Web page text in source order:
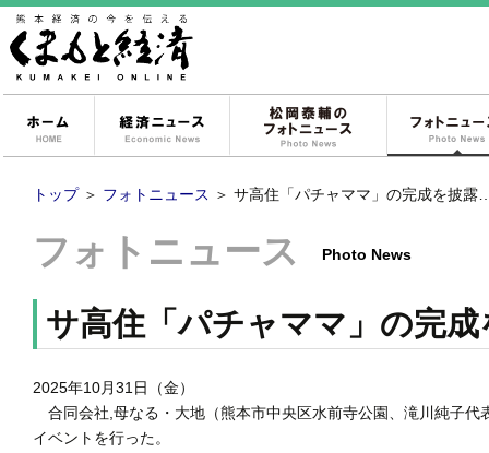
経済ニュース
トップ ＞ フォトニュース ＞ サ高住「パチャママ」の完成を披露
フォトニュース Photo News
サ高住「パチャママ」の完
2025年10月31日（金）
合同会社,母なる・大地（熊本市中央区水前寺公園、滝川純子
イベントを行った。